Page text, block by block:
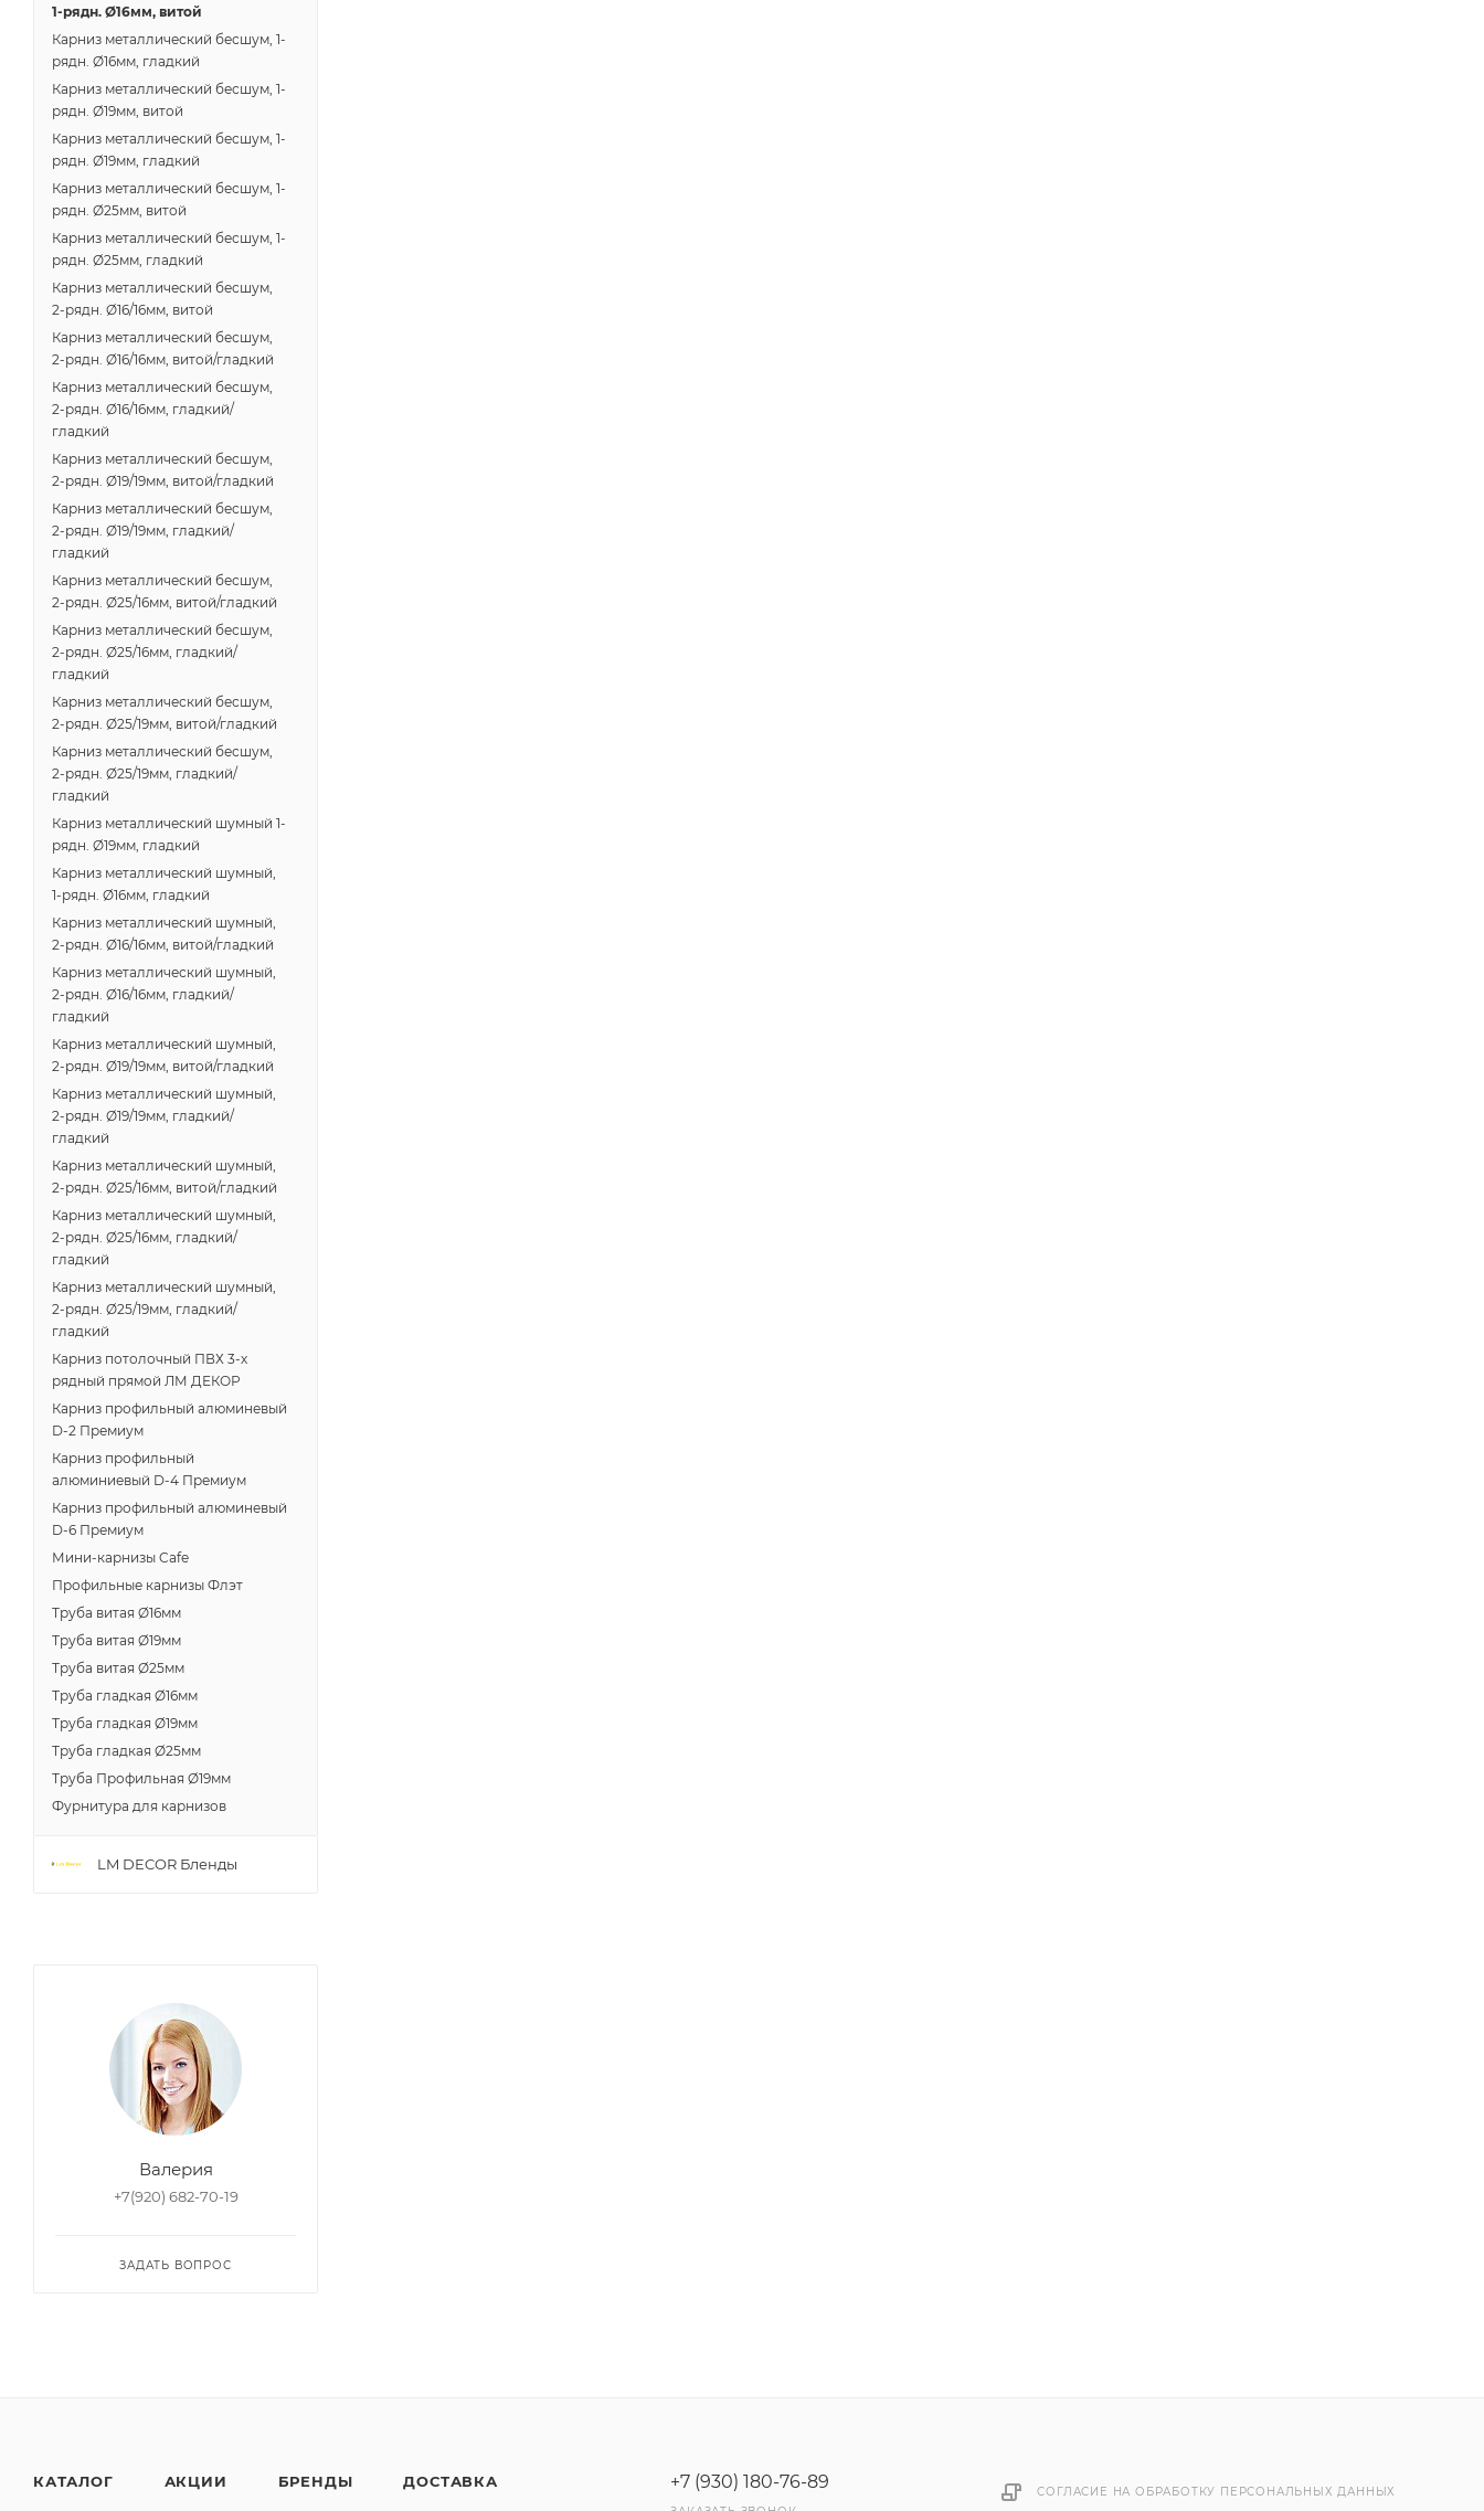
1-рядн. Ø16мм, витой
Карниз металлический бесшум, 1-
рядн. Ø16мм, гладкий
Карниз металлический бесшум, 1-
рядн. Ø19мм, витой
Карниз металлический бесшум, 1-
рядн. Ø19мм, гладкий
Карниз металлический бесшум, 1-
рядн. Ø25мм, витой
Карниз металлический бесшум, 1-
рядн. Ø25мм, гладкий
Карниз металлический бесшум,
2-рядн. Ø16/16мм, витой
Карниз металлический бесшум,
2-рядн. Ø16/16мм, витой/гладкий
Карниз металлический бесшум,
2-рядн. Ø16/16мм, гладкий/
гладкий
Карниз металлический бесшум,
2-рядн. Ø19/19мм, витой/гладкий
Карниз металлический бесшум,
2-рядн. Ø19/19мм, гладкий/
гладкий
Карниз металлический бесшум,
2-рядн. Ø25/16мм, витой/гладкий
Карниз металлический бесшум,
2-рядн. Ø25/16мм, гладкий/
гладкий
Карниз металлический бесшум,
2-рядн. Ø25/19мм, витой/гладкий
Карниз металлический бесшум,
2-рядн. Ø25/19мм, гладкий/
гладкий
Карниз металлический шумный 1-
рядн. Ø19мм, гладкий
Карниз металлический шумный,
1-рядн. Ø16мм, гладкий
Карниз металлический шумный,
2-рядн. Ø16/16мм, витой/гладкий
Карниз металлический шумный,
2-рядн. Ø16/16мм, гладкий/
гладкий
Карниз металлический шумный,
2-рядн. Ø19/19мм, витой/гладкий
Карниз металлический шумный,
2-рядн. Ø19/19мм, гладкий/
гладкий
Карниз металлический шумный,
2-рядн. Ø25/16мм, витой/гладкий
Карниз металлический шумный,
2-рядн. Ø25/16мм, гладкий/
гладкий
Карниз металлический шумный,
2-рядн. Ø25/19мм, гладкий/
гладкий
Карниз потолочный ПВХ 3-х
рядный прямой ЛМ ДЕКОР
Карниз профильный алюминевый
D-2 Премиум
Карниз профильный
алюминиевый D-4 Премиум
Карниз профильный алюминевый
D-6 Премиум
Мини-карнизы Cafe
Профильные карнизы Флэт
Труба витая Ø16мм
Труба витая Ø19мм
Труба витая Ø25мм
Труба гладкая Ø16мм
Труба гладкая Ø19мм
Труба гладкая Ø25мм
Труба Профильная Ø19мм
Фурнитура для карнизов
LM DECOR Бленды
Валерия
+7(920) 682-70-19
ЗАДАТЬ ВОПРОС
КАТАЛОГ АКЦИИ БРЕНДЫ ДОСТАВКА +7 (930) 180-76-89 СОГЛАСИЕ НА ОБРАБОТКУ ПЕРСОНАЛЬНЫХ ДАННЫХ